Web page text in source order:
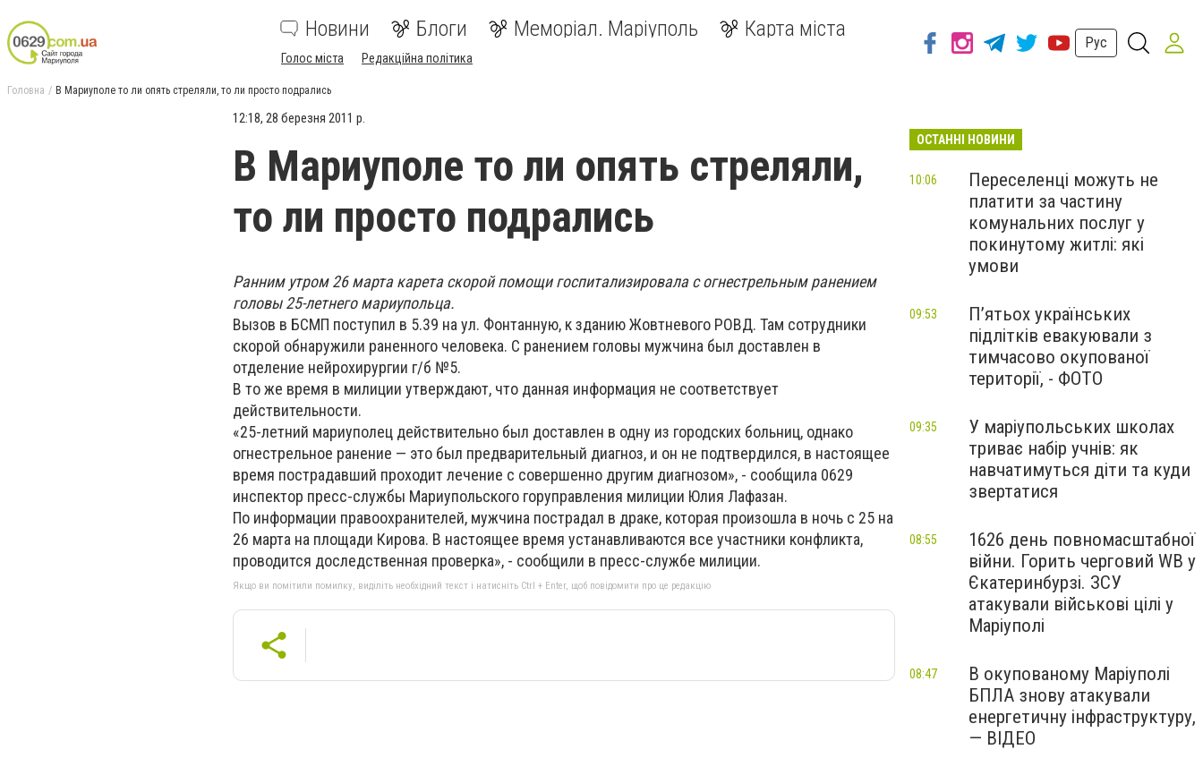
Новини Блоги Меморіал. Маріуполь Карта міста
Голос міста Редакційна політика
Рус
Головна В Мариуполе то ли опять стреляли, то ли просто подрались
12:18, 28 березня 2011 р.
В Мариуполе то ли опять стреляли,
то ли просто подрались
Ранним утром 26 марта карета скорой помощи госпитализировала с огнестрельным ранением
головы 25-летнего мариупольца.
Вызов в БСМП поступил в 5.39 на ул. Фонтанную, к зданию Жовтневого РОВД. Там сотрудники
скорой обнаружили раненного человека. С ранением головы мужчина был доставлен в
отделение нейрохирургии г/б №5.
В то же время в милиции утверждают, что данная информация не соответствует
действительности.
«25-летний мариуполец действительно был доставлен в одну из городских больниц, однако
огнестрельное ранение — это был предварительный диагноз, и он не подтвердился, в настоящее
время пострадавший проходит лечение с совершенно другим диагнозом», - сообщила 0629
инспектор пресс-службы Мариупольского горуправления милиции Юлия Лафазан.
По информации правоохранителей, мужчина пострадал в драке, которая произошла в ночь с 25 на
26 марта на площади Кирова. В настоящее время устанавливаются все участники конфликта,
проводится доследственная проверка», - сообщили в пресс-службе милиции.
Якщо ви помітили помилку, виділіть необхідний текст і натисніть Ctrl + Enter, щоб повідомити про це редакцію
ОСТАННІ НОВИНИ
Переселенці можуть не
платити за частину
комунальних послуг у
покинутому житлі: які
умови
10:06
П’ятьох українських
підлітків евакуювали з
тимчасово окупованої
території, - ФОТО
09:53
У маріупольських школах
триває набір учнів: як
навчатимуться діти та куди
звертатися
09:35
1626 день повномасштабної
війни. Горить черговий WB у
Єкатеринбурзі. ЗСУ
атакували військові цілі у
Маріуполі
08:55
В окупованому Маріуполі
БПЛА знову атакували
енергетичну інфраструктуру,
— ВІДЕО
08:47